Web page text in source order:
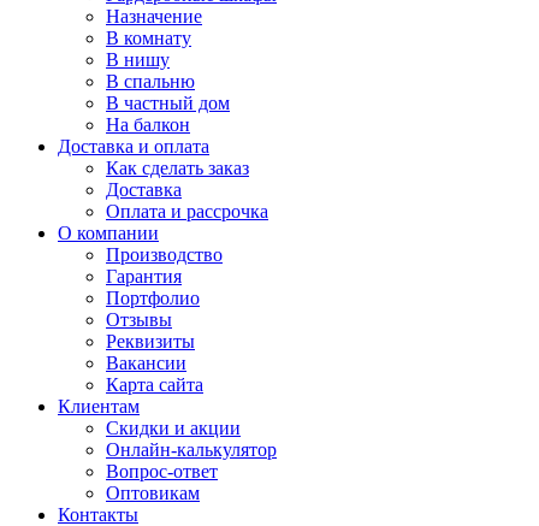
Назначение
В комнату
В нишу
В спальню
В частный дом
На балкон
Доставка и оплата
Как сделать заказ
Доставка
Оплата и рассрочка
О компании
Производство
Гарантия
Портфолио
Отзывы
Реквизиты
Вакансии
Карта сайта
Клиентам
Скидки и акции
Онлайн-калькулятор
Вопрос-ответ
Оптовикам
Контакты